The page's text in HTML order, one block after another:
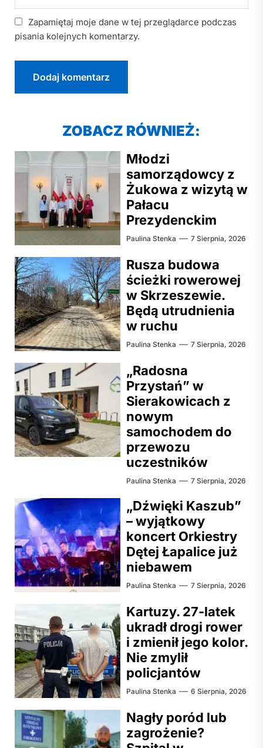
Zapamiętaj moje dane w tej przeglądarce podczas
pisania kolejnych komentarzy.
ZOBACZ RÓWNIEŻ:
Młodzi
samorządowcy z
Żukowa z wizytą w
Pałacu
Prezydenckim
Paulina Stenka 7 Sierpnia, 2026
Rusza budowa
ścieżki rowerowej
w Skrzeszewie.
Będą utrudnienia
w ruchu
Paulina Stenka 7 Sierpnia, 2026
„Radosna
Przystań” w
Sierakowicach z
nowym
samochodem do
przewozu
uczestników
Paulina Stenka 7 Sierpnia, 2026
„Dźwięki Kaszub”
– wyjątkowy
koncert Orkiestry
Dętej Łapalice już
niebawem
Paulina Stenka 7 Sierpnia, 2026
Kartuzy. 27-latek
ukradł drogi rower
i zmienił jego kolor.
Nie zmylił
policjantów
Paulina Stenka 6 Sierpnia, 2026
Nagły poród lub
zagrożenie?